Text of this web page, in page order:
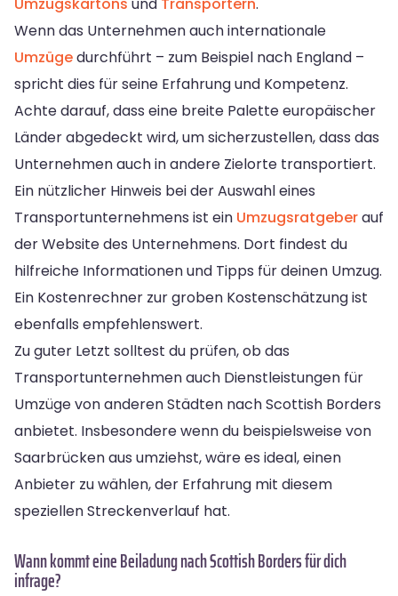
Wenn das Unternehmen auch internationale
Umzügedurchführt – zum Beispiel nach England –
spricht dies für seine Erfahrung und Kompetenz.
Achte darauf, dass eine breite Palette europäischer
Länder abgedeckt wird, um sicherzustellen, dass das
Unternehmen auch in andere Zielorte transportiert.
Ein nützlicher Hinweis bei der Auswahl eines
Transportunternehmens ist ein Umzugsratgeberauf
der Website des Unternehmens. Dort findest du
hilfreiche Informationen und Tipps für deinen Umzug.
Ein Kostenrechner zur groben Kostenschätzung ist
ebenfalls empfehlenswert.
Zu guter Letzt solltest du prüfen, ob das
Transportunternehmen auch Dienstleistungen für
Umzüge von anderen Städten nach Scottish Borders
anbietet. Insbesondere wenn du beispielsweise von
Saarbrücken aus umziehst, wäre es ideal, einen
Anbieter zu wählen, der Erfahrung mit diesem
speziellen Streckenverlauf hat.
Wann kommt eine Beiladung nach Scottish Borders für dich
infrage?